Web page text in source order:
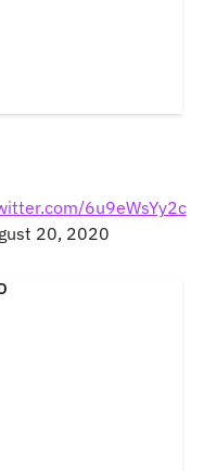
6u9eWsYy2c
20, 2020